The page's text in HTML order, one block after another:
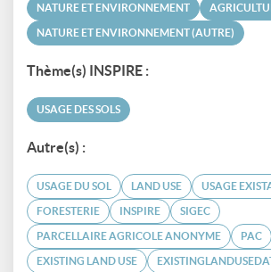
NATURE ET ENVIRONNEMENT
NATURE ET ENVIRONNEMENT (AUTRE)
Thème(s) INSPIRE :
USAGE DES SOLS
Autre(s) :
USAGE DU SOL LAND USE USAGE
FORESTERIE INSPIRE SIGEC
PARCELLAIRE AGRICOLE ANONYME PAC
EXISTING LAND USE